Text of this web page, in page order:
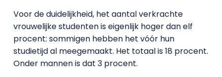
Voor de duidelijkheid, het aantal verkrachte
vrouwelijke studenten is eigenlijk hoger dan elf
procent: sommigen hebben het vóór hun
studietijd al meegemaakt. Het totaal is 18 procent.
Onder mannen is dat 3 procent.